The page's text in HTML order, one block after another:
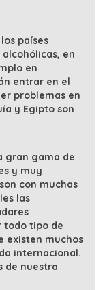
países
en
en
entrar en el
problemas en
y Egipto son
gran gama de
y muy
con muchas
las
todo tipo de
existen muchos
internacional.
de nuestra